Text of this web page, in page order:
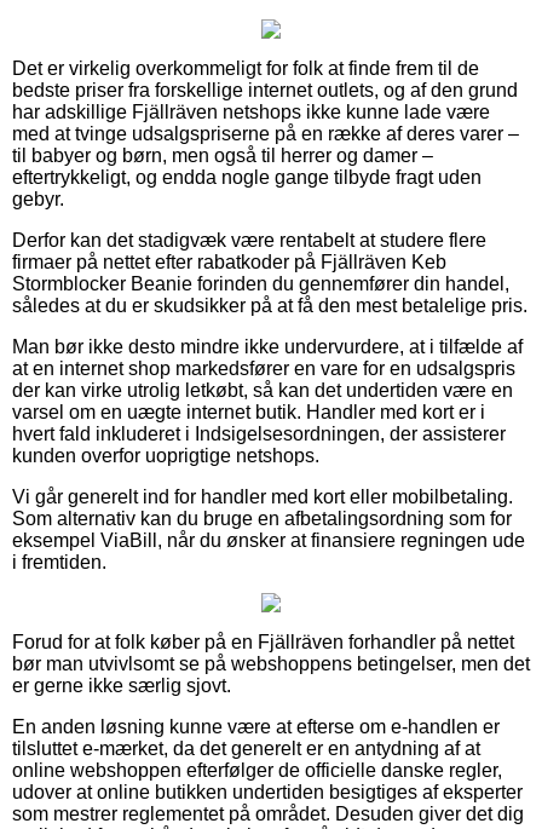
Det er virkelig overkommeligt for folk at finde frem til de
bedste priser fra forskellige internet outlets, og af den grund
har adskillige Fjällräven netshops ikke kunne lade være
med at tvinge udsalgspriserne på en række af deres varer –
til babyer og børn, men også til herrer og damer –
eftertrykkeligt, og endda nogle gange tilbyde fragt uden
gebyr.
Derfor kan det stadigvæk være rentabelt at studere flere
firmaer på nettet efter rabatkoder på Fjällräven Keb
Stormblocker Beanie forinden du gennemfører din handel,
således at du er skudsikker på at få den mest betalelige pris.
Man bør ikke desto mindre ikke undervurdere, at i tilfælde af
at en internet shop markedsfører en vare for en udsalgspris
der kan virke utrolig letkøbt, så kan det undertiden være en
varsel om en uægte internet butik. Handler med kort er i
hvert fald inkluderet i Indsigelsesordningen, der assisterer
kunden overfor uoprigtige netshops.
Vi går generelt ind for handler med kort eller mobilbetaling.
Som alternativ kan du bruge en afbetalingsordning som for
eksempel ViaBill, når du ønsker at finansiere regningen ude
i fremtiden.
Forud for at folk køber på en Fjällräven forhandler på nettet
bør man utvivlsomt se på webshoppens betingelser, men det
er gerne ikke særlig sjovt.
En anden løsning kunne være at efterse om e-handlen er
tilsluttet e-mærket, da det generelt er en antydning af at
online webshoppen efterfølger de officielle danske regler,
udover at online butikken undertiden besigtiges af eksperter
som mestrer reglementet på området. Desuden giver det dig